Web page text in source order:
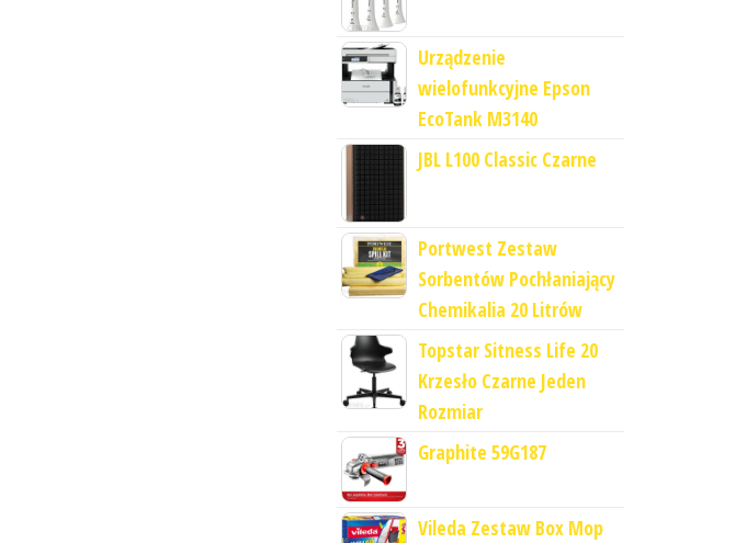
Urządzenie
wielofunkcyjne Epson
EcoTank M3140
JBL L100 Classic Czarne
Portwest Zestaw
Sorbentów Pochłaniający
Chemikalia 20 Litrów
Topstar Sitness Life 20
Krzesło Czarne Jeden
Rozmiar
Graphite 59G187
Vileda Zestaw Box Mop